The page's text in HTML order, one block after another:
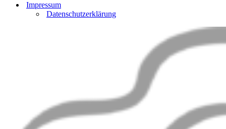
Impressum
Datenschutzerklärung